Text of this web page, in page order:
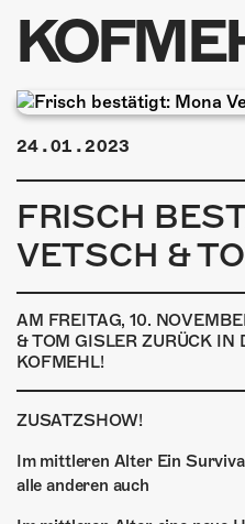
GALERIE
PHOTOMAT
INFOS
ÜBER UNS
24.01.2023
FRISCH
VETSCH &
AM FREITAG, 10.
& TOM GISLER ZURÜCK IN
KOFMEHL!
ZUSATZSHOW!
Im mittleren Alter Ein
alle anderen auch